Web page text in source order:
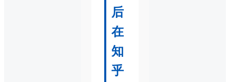
后
在
知
乎